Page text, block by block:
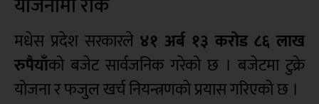
मधेस प्रदेश सरकारले ४१ अर्ब १३ करोड ८६ लाख
रुपैयाँको बजेट सार्वजनिक गरेको छ । बजेटमा टुक्रे
योजना र फजुल खर्च नियन्त्रणको प्रयास गरिएको छ ।